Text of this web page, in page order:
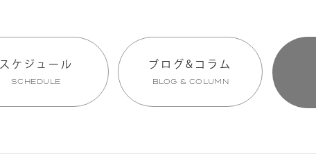
スケジュール
SCHEDULE
ブログ&コラム
BLOG & COLUMN